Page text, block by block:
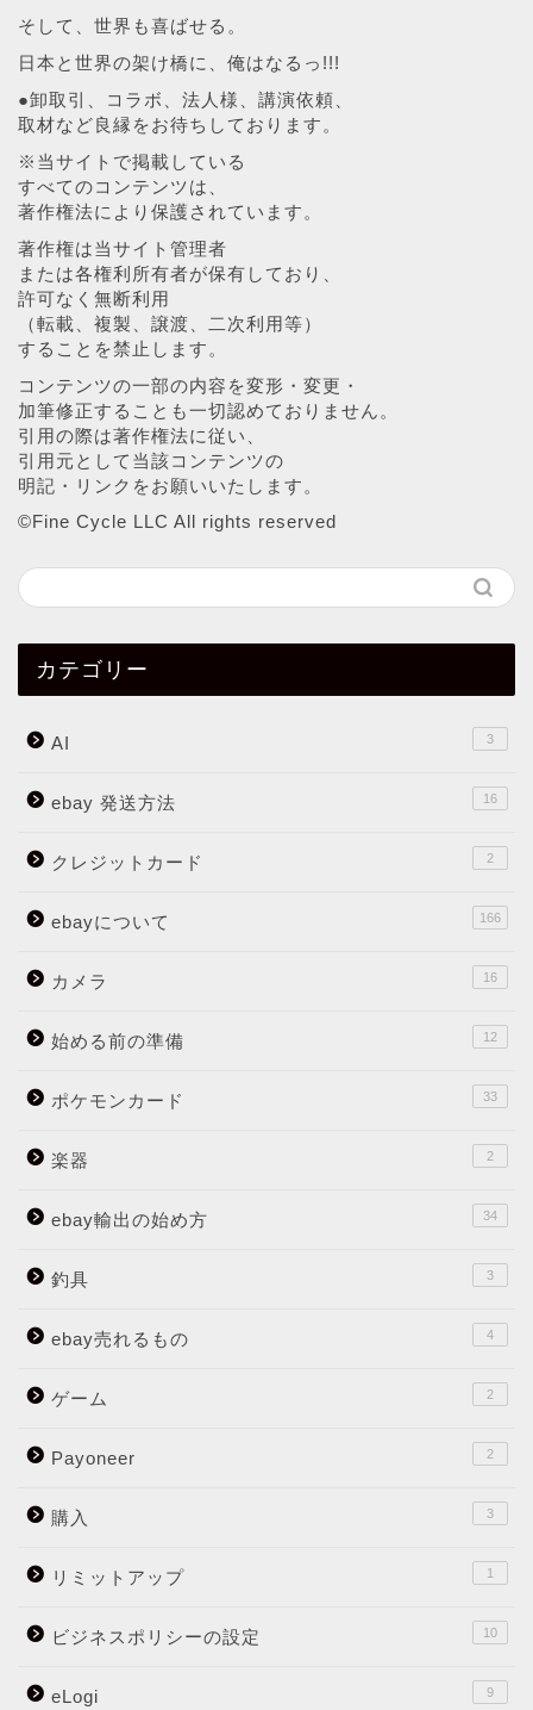
そして、世界も喜ばせる。
日本と世界の架け橋に、俺はなるっ!!!
●卸取引、コラボ、法人様、講演依頼、
取材など良縁をお待ちしております。
※当サイトで掲載している
すべてのコンテンツは、
著作権法により保護されています。
著作権は当サイト管理者
または各権利所有者が保有しており、
許可なく無断利用
（転載、複製、譲渡、二次利用等）
することを禁止します。
コンテンツの一部の内容を変形・変更・
加筆修正することも一切認めておりません。
引用の際は著作権法に従い、
引用元として当該コンテンツの
明記・リンクをお願いいたします。
©︎Fine Cycle LLC All rights reserved
カテゴリー
AI 3
ebay 発送方法 16
クレジットカード 2
ebayについて 166
カメラ 16
始める前の準備 12
ポケモンカード 33
楽器 2
ebay輸出の始め方 34
釣具 3
ebay売れるもの 4
ゲーム 2
Payoneer 2
購入 3
リミットアップ 1
ビジネスポリシーの設定 10
eLogi 9